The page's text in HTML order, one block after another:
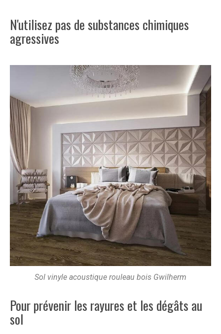
N'utilisez pas de substances chimiques
agressives
Sol vinyle acoustique rouleau bois Gwilherm
Pour prévenir les rayures et les dégâts au
sol